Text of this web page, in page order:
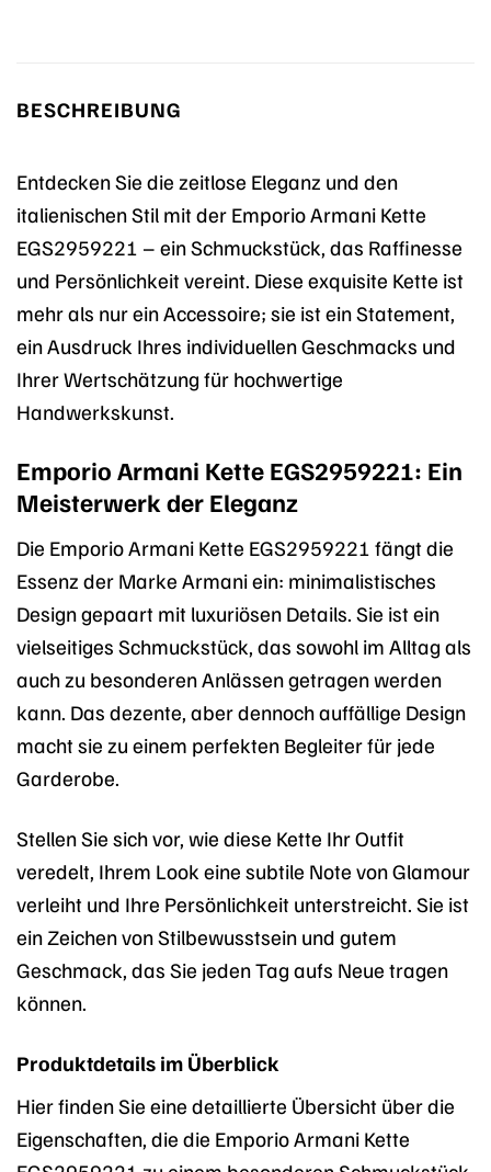
BESCHREIBUNG
Entdecken Sie die zeitlose Eleganz und den
italienischen Stil mit der Emporio Armani Kette
EGS2959221 – ein Schmuckstück, das Raffinesse
und Persönlichkeit vereint. Diese exquisite Kette ist
mehr als nur ein Accessoire; sie ist ein Statement,
ein Ausdruck Ihres individuellen Geschmacks und
Ihrer Wertschätzung für hochwertige
Handwerkskunst.
Emporio Armani Kette EGS2959221: Ein
Meisterwerk der Eleganz
Die Emporio Armani Kette EGS2959221 fängt die
Essenz der Marke Armani ein: minimalistisches
Design gepaart mit luxuriösen Details. Sie ist ein
vielseitiges Schmuckstück, das sowohl im Alltag als
auch zu besonderen Anlässen getragen werden
kann. Das dezente, aber dennoch auffällige Design
macht sie zu einem perfekten Begleiter für jede
Garderobe.
Stellen Sie sich vor, wie diese Kette Ihr Outfit
veredelt, Ihrem Look eine subtile Note von Glamour
verleiht und Ihre Persönlichkeit unterstreicht. Sie ist
ein Zeichen von Stilbewusstsein und gutem
Geschmack, das Sie jeden Tag aufs Neue tragen
können.
Produktdetails im Überblick
Hier finden Sie eine detaillierte Übersicht über die
Eigenschaften, die die Emporio Armani Kette